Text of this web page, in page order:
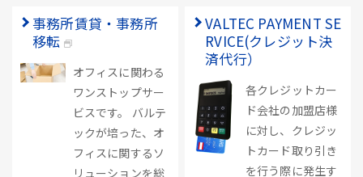
事務所賃貸・事務所
移転
オフィスに関わる
ワンストップサー
ビスです。 バルテ
ックが培った、オ
フィスに関するソ
リューションを総
VALTEC PAYMENT SE
RVICE(クレジット決
済代行）
各クレジットカー
ド会社の加盟店様
に対し、クレジッ
トカード取り引き
を行う際に発生す